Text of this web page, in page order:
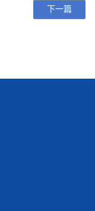
下一篇